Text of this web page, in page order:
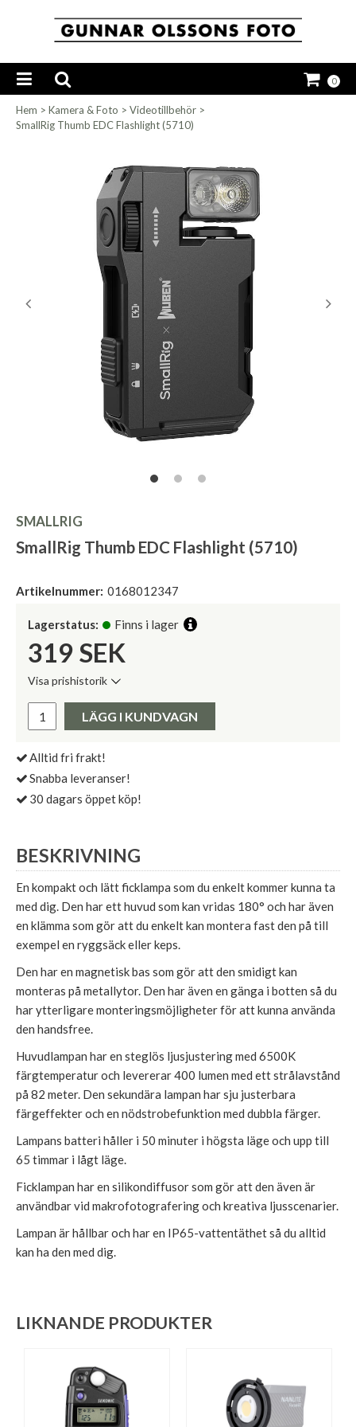
0
Hem > Kamera & Foto > Videotillbehör >
SmallRig Thumb EDC Flashlight (5710)
SMALLRIG
SmallRig Thumb EDC Flashlight (5710)
Artikelnummer: 0168012347
Lagerstatus: Finns i lager
319 SEK
Visa prishistorik
Pris:
LÄGG I KUNDVAGN
Alltid fri frakt!
Snabba leveranser!
30 dagars öppet köp!
BESKRIVNING
En kompakt och lätt ficklampa som du enkelt kommer kunna ta
med dig. Den har ett huvud som kan vridas 180° och har även
en klämma som gör att du enkelt kan montera fast den på till
exempel en ryggsäck eller keps.
Den har en magnetisk bas som gör att den smidigt kan
monteras på metallytor. Den har även en gänga i botten så du
har ytterligare monteringsmöjligheter för att kunna använda
den handsfree.
Huvudlampan har en steglös ljusjustering med 6500K
färgtemperatur och levererar 400 lumen med ett strålavstånd
på 82 meter. Den sekundära lampan har sju justerbara
färgeffekter och en nödstrobefunktion med dubbla färger.
Lampans batteri håller i 50 minuter i högsta läge och upp till
65 timmar i lågt läge.
Ficklampan har en silikondiffusor som gör att den även är
användbar vid makrofotografering och kreativa ljusscenarier.
Lampan är hållbar och har en IP65-vattentäthet så du alltid
kan ha den med dig.
LIKNANDE PRODUKTER